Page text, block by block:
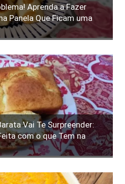
Aprenda a Fazer
Panela Que Ficam uma
Vai Te Surpreender:
com o que Tem na